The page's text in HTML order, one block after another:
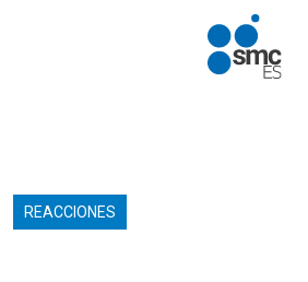
Pasar al contenido principal
REACCIONES